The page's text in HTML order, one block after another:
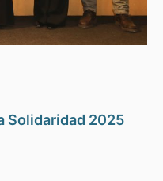
Solidaridad 2025